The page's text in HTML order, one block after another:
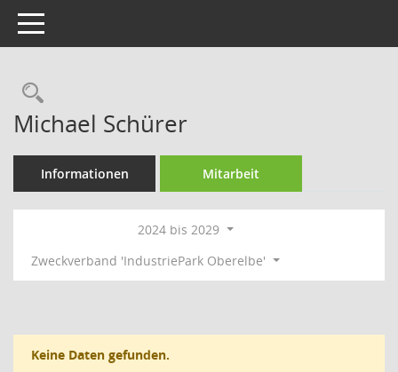
Toggle navigation
Rechercheauswahl
Michael Schürer
Informationen Mitarbeit
2024 bis 2029
Zweckverband 'IndustriePark Oberelbe'
Keine Daten gefunden.